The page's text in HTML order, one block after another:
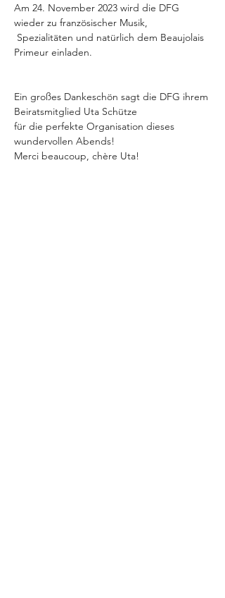
Am 24. November 2023 wird die DFG
wieder zu französischer Musik,
Spezialitäten und natürlich dem Beaujolais
Primeur einladen.
Ein großes Dankeschön sagt die DFG ihrem
Beiratsmitglied Uta Schütze
für die perfekte Organisation dieses
wundervollen Abends!
Merci beaucoup, chère Uta!